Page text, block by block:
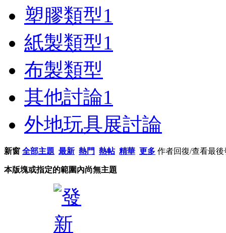
塑膠類型1
紙製類型1
布製類型
其他討論1
外地玩具展討論
新窗 全部主題 最新 熱門 熱帖 精華 更多 作者回復/查看最後
本版塊或指定的範圍內尚無主題